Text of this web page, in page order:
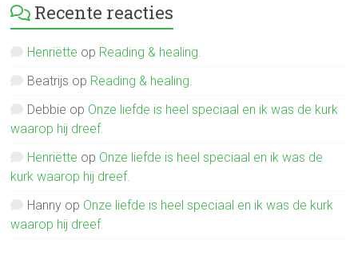
Recente reacties
Henriëtte op Reading & healing.
Beatrijs op Reading & healing.
Debbie op Onze liefde is heel speciaal en ik was de kurk
waarop hij dreef.
Henriëtte op Onze liefde is heel speciaal en ik was de
kurk waarop hij dreef.
Hanny op Onze liefde is heel speciaal en ik was de kurk
waarop hij dreef.